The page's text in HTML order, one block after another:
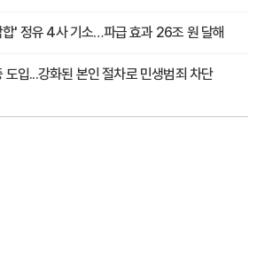
합' 정유 4사 기소…파급 효과 26조 원 달해
입...강화된 본인 절차로 민생범죄 차단